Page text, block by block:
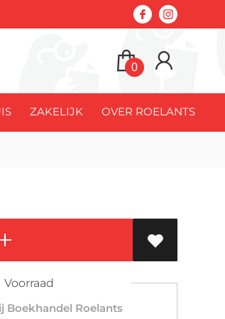
0
ZAKELIJK OVER ROELANTS
Voorraad
Boekhandel Roelants